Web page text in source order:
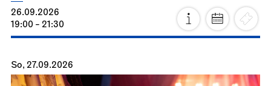
26.09.2026
19:00 - 21:30
So, 27.09.2026